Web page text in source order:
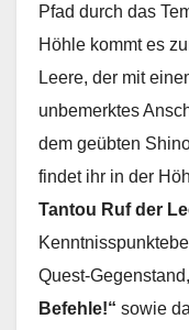
Pfad durch das
Höhle kommt es
Leere, der mit
unbemerktes
dem geübten
findet ihr in der
Tantou Ruf der
Quest-
Befehle!“ sowie